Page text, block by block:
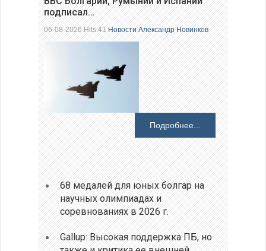
подписал…
06-08-2026 Hits:41Новости Александр Новинков
Подробнее...
68 медалей для юных болгар на
научных олимпиадах и
соревнованиях в 2026 г.
Gallup: Высокая поддержка ПБ, но